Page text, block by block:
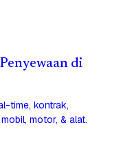
di
time, kontrak,
motor, & alat.